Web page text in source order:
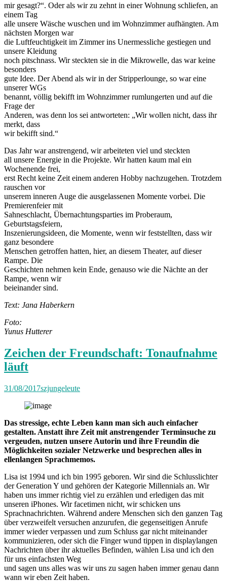
mir gesagt?“. Oder als wir zu zehnt in einer Wohnung schliefen, an
einem Tag
alle unsere Wäsche wuschen und im Wohnzimmer aufhängten. Am
nächsten Morgen war
die Luftfeuchtigkeit im Zimmer ins Unermessliche gestiegen und
unsere Kleidung
noch pitschnass. Wir steckten sie in die Mikrowelle, das war keine
besonders
gute Idee. Der Abend als wir in der Stripperlounge, so war eine
unserer WGs
benannt, völlig bekifft im Wohnzimmer rumlungerten und auf die
Frage der
Anderen, was denn los sei antworteten: „Wir wollen nicht, dass ihr
merkt, dass
wir bekifft sind.“
Das Jahr war anstrengend, wir arbeiteten viel und steckten
all unsere Energie in die Projekte. Wir hatten kaum mal ein
Wochenende frei,
erst Recht keine Zeit einem anderen Hobby nachzugehen. Trotzdem
rauschen vor
unserem inneren Auge die ausgelassenen Momente vorbei. Die
Premierenfeier mit
Sahneschlacht, Übernachtungsparties im Proberaum,
Geburtstagsfeiern,
Inszenierungsideen, die Momente, wenn wir feststellten, dass wir
ganz besondere
Menschen getroffen hatten, hier, an diesem Theater, auf dieser
Rampe. Die
Geschichten nehmen kein Ende, genauso wie die Nächte an der
Rampe, wenn wir
beieinander sind.
Text: Jana Haberkern
Foto:
Yunus Hutterer
Zeichen der Freundschaft: Tonaufnahme
läuft
31/08/2017szjungeleute
Das stressige, echte Leben kann man sich auch einfacher
gestalten. Anstatt ihre Zeit mit anstrengender Terminsuche zu
vergeuden, nutzen unsere Autorin und ihre Freundin die
Möglichkeiten sozialer Netzwerke und besprechen alles in
ellenlangen Sprachmemos.
Lisa ist 1994 und ich bin 1995 geboren. Wir sind die Schlusslichter
der Generation Y und gehören der Kategorie Millennials an. Wir
haben uns immer richtig viel zu erzählen und erledigen das mit
unseren iPhones. Wir facetimen nicht, wir schicken uns
Sprachnachrichten. Während andere Menschen sich den ganzen Tag
über verzweifelt versuchen anzurufen, die gegenseitigen Anrufe
immer wieder verpassen und zum Schluss gar nicht miteinander
kommunizieren, oder sich die Finger wund tippen in displaylangen
Nachrichten über ihr aktuelles Befinden, wählen Lisa und ich den
für uns einfachsten Weg
und sagen uns alles was wir uns zu sagen haben immer genau dann
wann wir eben Zeit haben.